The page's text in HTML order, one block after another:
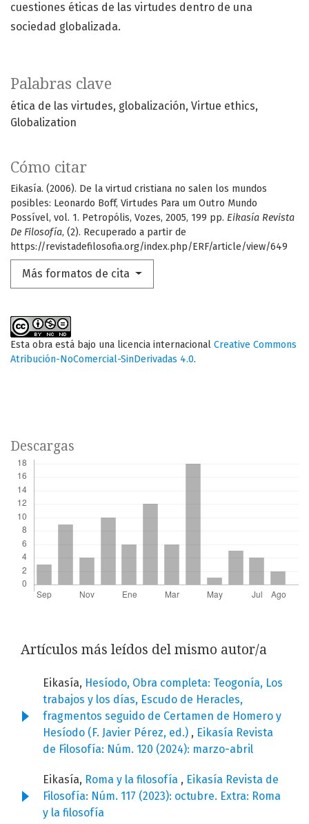
Palabras clave
ética de las virtudes globalización Virtue ethics
Globalization
Cómo citar
Eikasía. (2006). De la virtud cristiana no salen los mundos
posibles: Leonardo Boff, Virtudes Para um Outro Mundo
Possível, vol. 1. Petropólis, Vozes, 2005, 199 pp. Eikasía Revista
De Filosofía, (2). Recuperado a partir de
https://revistadefilosofia.org/index.php/ERF/article/view/649
Más formatos de cita
cuestiones éticas de las virtudes dentro de una
sociedad globalizada.
Esta obra está bajo una licencia internacional Creative Commons
Atribución-NoComercial-SinDerivadas 4.0.
Descargas
Artículos más leídos del mismo autor/a
Eikasía, Hesíodo, Obra completa: Teogonía, Los
trabajos y los días, Escudo de Heracles,
fragmentos seguido de Certamen de Homero y
Hesíodo (F. Javier Pérez, ed.) , Eikasía Revista
de Filosofía: Núm. 120 (2024): marzo-abril
Eikasía, Roma y la filosofía , Eikasía Revista de
Filosofía: Núm. 117 (2023): octubre. Extra: Roma
y la filosofía